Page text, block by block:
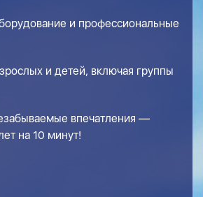
и профессиональные
и детей, включая группы
впечатления —
на 10 минут!